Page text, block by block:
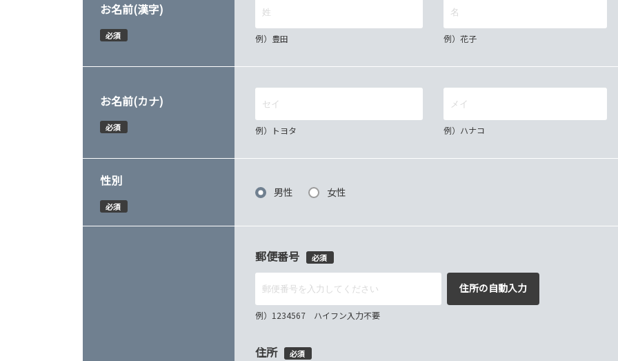
お名前(漢字)
必須 例）豊田 例）花子
お名前(カナ)
必須 例）トヨタ 例）ハナコ
性別
必須
男性 女性
郵便番号 必須
住所の自動入力
例）1234567 ハイフン入力不要
住所 必須